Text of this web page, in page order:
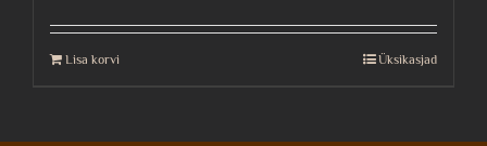
Lisa korvi Üksikasjad